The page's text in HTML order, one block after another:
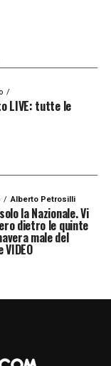
LIVE: tutte le
Alberto Petrosilli
la Nazionale. Vi
dietro le quinte
male del